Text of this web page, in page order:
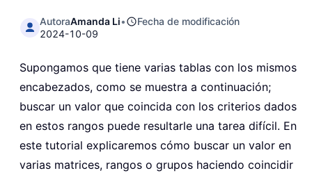
AutoraAmanda Li•
Fecha de modificación
2024-10-09
Supongamos que tiene varias tablas con los mismos
encabezados, como se muestra a continuación;
buscar un valor que coincida con los criterios dados
en estos rangos puede resultarle una tarea difícil. En
este tutorial explicaremos cómo buscar un valor en
varias matrices, rangos o grupos haciendo coincidir